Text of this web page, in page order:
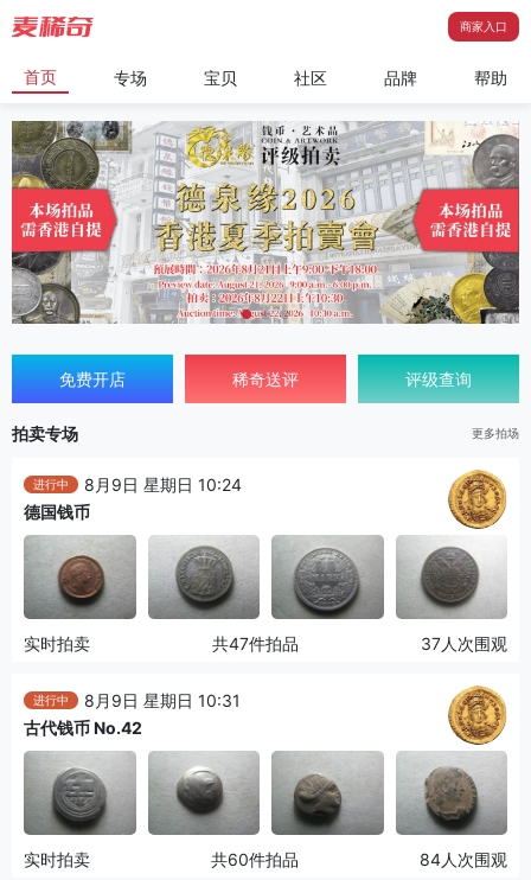
商家入口
首页 专场 宝贝 社区 品牌 帮助
免费开店 稀奇送评 评级查询
拍卖专场 更多拍场
进行中
8月9日 星期日 10:24
德国钱币
实时拍卖 共47件拍品 37人次围观
进行中
8月9日 星期日 10:31
古代钱币 No.42
实时拍卖 共60件拍品 84人次围观